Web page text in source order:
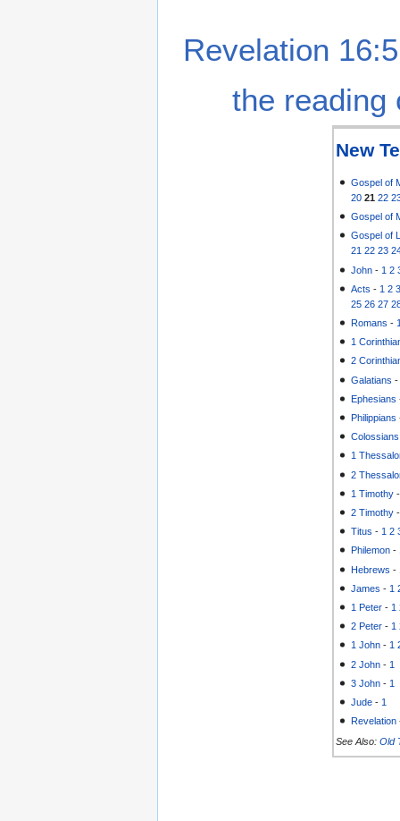
Revelation
the reading
New
Gospel of
20 21 22
Gospel of
Gospel of
21 22 23
John - 1 2
Acts - 1 2
25 26 27
Romans -
1
2
Galatians
Ephesians
Philippians
Colossians
1
2
1 Timothy
2 Timothy
Titus - 1 2
Philemon -
Hebrews -
James - 1
1 Peter - 1
2 Peter - 1
1 John - 1
2 John - 1
3 John - 1
Jude - 1
Revelation
See Also: Old